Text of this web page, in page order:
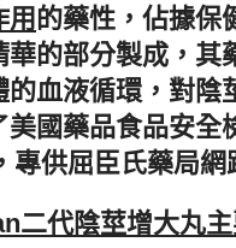
用 的藥性，佔據保
的部分製成，
血液循環，對
國藥品食品安全
供屈臣氏藥局
二代陰莖增大丸